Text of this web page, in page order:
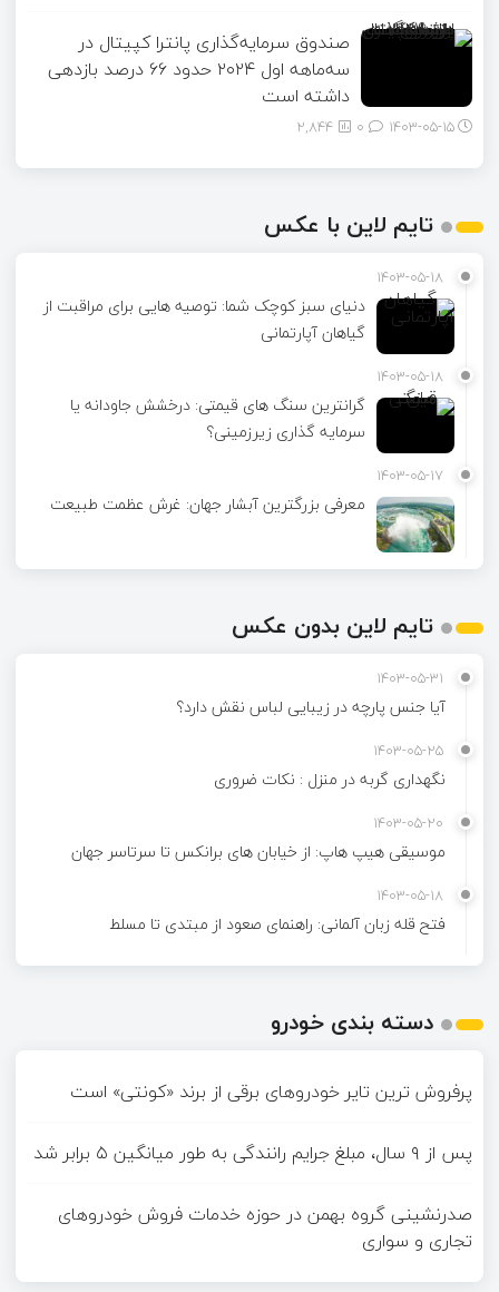
صندوق سرمایه‌گذاری پانترا کپیتال در
سه‌ماهه اول ۲۰۲۴ حدود ۶۶ درصد بازدهی
داشته است
۱۴۰۳-۰۵-۱۵ 2,844
تایم لاین با عکس
1403-05-18
دنیای سبز کوچک شما: توصیه هایی برای مراقبت از
گیاهان آپارتمانی
1403-05-18
گرانترین سنگ های قیمتی: درخشش جاودانه یا
سرمایه گذاری زیرزمینی؟
1403-05-17
معرفی بزرگترین آبشار جهان: غرش عظمت طبیعت
تایم لاین بدون عکس
1403-05-31
آیا جنس پارچه در زیبایی لباس نقش دارد؟
1403-05-25
نگهداری گربه در منزل : نکات ضروری
1403-05-20
موسیقی هیپ هاپ: از خیابان های برانکس تا سرتاسر جهان
1403-05-18
فتح قله زبان آلمانی: راهنمای صعود از مبتدی تا مسلط
دسته بندی خودرو
پرفروش ترین تایر خودروهای برقی از برند «کونتی» است
پس از ۹ سال، مبلغ جرایم رانندگی به طور میانگین ۵ برابر شد
صدرنشینی گروه بهمن در حوزه خدمات فروش خودروهای
تجاری و سواری